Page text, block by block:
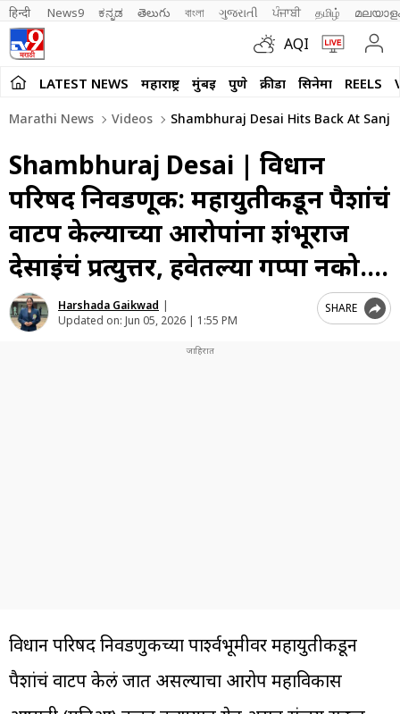
हिन्दी News9 ಕನ್ನಡ తెలుగు বাংলা ગુજરાતી ਪੰਜਾਬੀ தமிழ்
AQI
LATEST NEWS महाराष्ट्र मुंबई पुणे क्रीडा सिनेमा REELS
Marathi News Videos Shambhuraj Desai Hits Back At
Shambhuraj Desai | विधान
परिषद निवडणूक: महायुतीकडून पैशांचं
वाटप केल्याच्या आरोपांना शंभूराज
देसाईंचं प्रत्युत्तर, हवेतल्या गप्पा नको….
Harshada Gaikwad |
Updated on: Jun 05, 2026 | 1:55 PM
SHARE
विधान परिषद निवडणुकीच्या पार्श्वभूमीवर महायुतीकडून
पैशांचं वाटप केलं जात असल्याचा आरोप महाविकास